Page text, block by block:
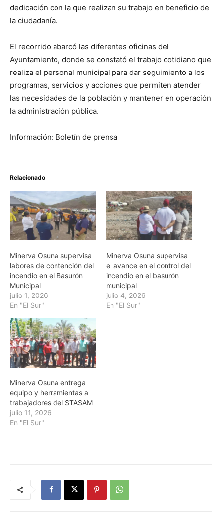
dedicación con la que realizan su trabajo en beneficio de
la ciudadanía.
El recorrido abarcó las diferentes oficinas del
Ayuntamiento, donde se constató el trabajo cotidiano que
realiza el personal municipal para dar seguimiento a los
programas, servicios y acciones que permiten atender
las necesidades de la población y mantener en operación
la administración pública.
Información: Boletín de prensa
Relacionado
Minerva Osuna supervisa
labores de contención del
incendio en el Basurón
Municipal
julio 1, 2026
En "El Sur"
Minerva Osuna supervisa
el avance en el control del
incendio en el basurón
municipal
julio 4, 2026
En "El Sur"
Minerva Osuna entrega
equipo y herramientas a
trabajadores del STASAM
julio 11, 2026
En "El Sur"